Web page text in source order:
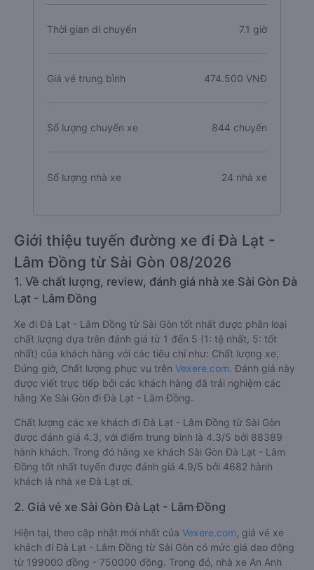
Thời gian di chuyển 7.1 giờ
Giá vé trung bình 474.500 VNĐ
Số lượng chuyến xe 844 chuyến
Số lượng nhà xe 24 nhà xe
Giới thiệu tuyến đường xe đi Đà Lạt -
Lâm Đồng từ Sài Gòn 08/2026
1. Về chất lượng, review, đánh giá nhà xe Sài Gòn Đà
Lạt - Lâm Đồng
Xe đi Đà Lạt - Lâm Đồng từ Sài Gòn tốt nhất được phân loại
chất lượng dựa trên đánh giá từ 1 đến 5 (1: tệ nhất, 5: tốt
nhất) của khách hàng với các tiêu chí như: Chất lượng xe,
Đúng giờ, Chất lượng phục vụ trên Vexere.com. Đánh giá này
được viết trực tiếp bởi các khách hàng đã trải nghiệm các
hãng Xe Sài Gòn đi Đà Lạt - Lâm Đồng.
Chất lượng các xe khách đi Đà Lạt - Lâm Đồng từ Sài Gòn
được đánh giá 4.3, với điểm trung bình là 4.3/5 bởi 88389
hành khách. Trong đó hãng xe khách Sài Gòn Đà Lạt - Lâm
Đồng tốt nhất tuyến được đánh giá 4.9/5 bởi 4682 hành
khách là nhà xe Đà Lạt ơi.
2. Giá vé xe Sài Gòn Đà Lạt - Lâm Đồng
Hiện tại, theo cập nhật mới nhất của Vexere.com , giá vé xe
khách đi Đà Lạt - Lâm Đồng từ Sài Gòn có mức giá dao động
từ 199000 đồng - 750000 đồng. Trong đó, nhà xe An Anh